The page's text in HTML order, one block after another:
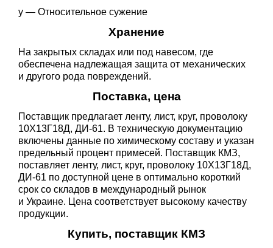
y — Относительное сужение
Хранение
На закрытых складах или под навесом, где
обеспечена надлежащая защита от механических
и другого рода повреждений.
Поставка, цена
Поставщик предлагает ленту, лист, круг, проволоку
10Х13Г18Д, ДИ-61. В техническую документацию
включены данные по химическому составу и указан
предельный процент примесей. Поставщик КМЗ,
поставляет ленту, лист, круг, проволоку 10Х13Г18Д,
ДИ-61 по доступной цене в оптимально короткий
срок со складов в международный рынок
и Украине. Цена соответствует высокому качеству
продукции.
Купить, поставщик КМЗ